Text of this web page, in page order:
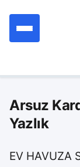
Arsuz
Yazlık
EV HAVUZA